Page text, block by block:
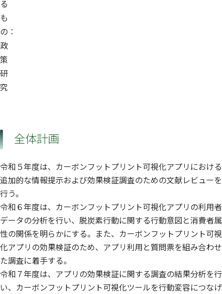
る
も
の：
政
策
研
究
全体計画
令和５年度は、カーボンフットプリント可視化アプリにおける
追加的な情報提示および効果検証調査のための文献レビューを
行う。
令和６年度は、カーボンフットプリント可視化アプリの利用者
データの分析を行い、脱炭素行動に関する行動意図と消費者属
性の関係を明らかにする。また、カーボンフットプリント可視
化アプリの効果検証のため、アプリ利用と質問票を組み合わせ
た調査に着手する。
令和７年度は、アプリの効果検証に関する調査の結果分析を行
い、カーボンフットプリント可視化ツールを行動変容につなげ